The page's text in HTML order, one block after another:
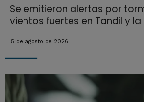
Se emitieron alertas por
vientos fuertes en Tandil y la
5 de agosto de 2026